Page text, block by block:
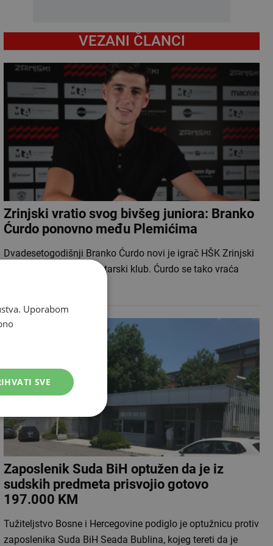
VEZANI ČLANCI
Zrinjski vratio svog bivšeg juniora: Branko
Ćurdo ponovno među Plemićima
Dvadesetogodišnji Branko Ćurdo novi je igrač HŠK Zrinjski
Mostar, potvrdio je mostarski klub. Ćurdo se tako vraća
Zaposlenik Suda BiH optužen da je iz
sudskih predmeta prisvojio gotovo
197.000 KM
Tužiteljstvo Bosne i Hercegovine podiglo je optužnicu protiv
zaposlenika Suda BiH Seada Bublina, kojeg tereti da je
Uporabom
SVE